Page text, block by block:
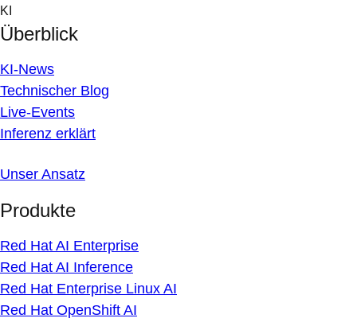
Skip
to
content
KI
Überblick
KI-News
Technischer Blog
Live-Events
Inferenz erklärt
Unser Ansatz
Produkte
Red Hat AI Enterprise
Red Hat AI Inference
Red Hat Enterprise Linux AI
Red Hat OpenShift AI